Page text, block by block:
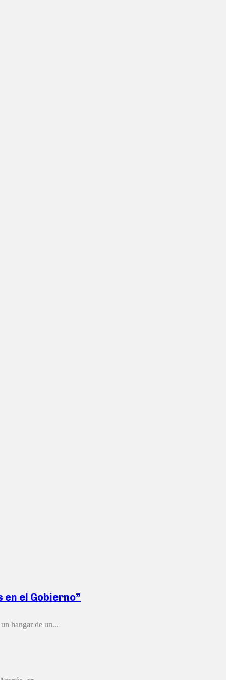
el Gobierno”
hangar de un...